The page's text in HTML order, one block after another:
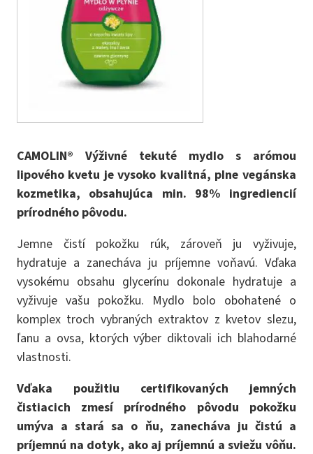
CAMOLIN® Výživné tekuté mydlo s arómou
lipového kvetu je vysoko kvalitná, plne vegánska
kozmetika, obsahujúca min. 98% ingrediencií
prírodného pôvodu.
Jemne čistí pokožku rúk, zároveň ju vyživuje,
hydratuje a zanecháva ju príjemne voňavú. Vďaka
vysokému obsahu glycerínu dokonale hydratuje a
vyživuje vašu pokožku. Mydlo bolo obohatené o
komplex troch vybraných extraktov z kvetov slezu,
ľanu a ovsa, ktorých výber diktovali ich blahodarné
vlastnosti.
Vďaka použitiu certifikovaných jemných
čistiacich zmesí prírodného pôvodu pokožku
umýva a stará sa o ňu, zanecháva ju čistú a
príjemnú na dotyk, ako aj príjemnú a sviežu vôňu.